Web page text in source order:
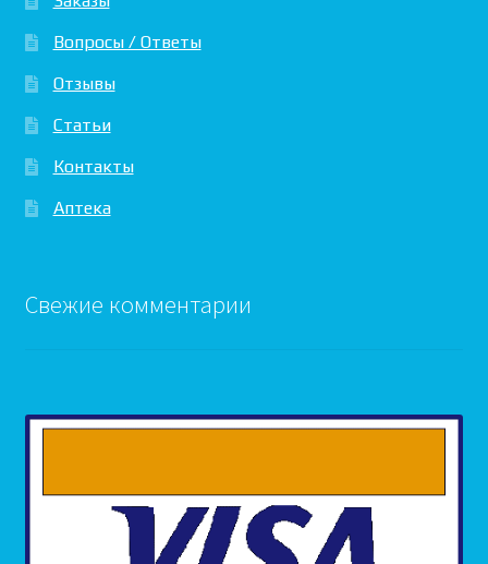
Вопросы / Ответы
Отзывы
Статьи
Контакты
Аптека
Свежие комментарии